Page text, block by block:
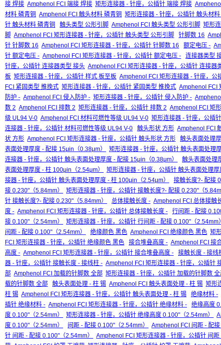
接 焊接 Amphenol FCI 端接 焊接 矩形连接器 - 针座，公插针 端接 焊接
材料 磷青铜 Amphenol FCI 触头材料 磷青铜 矩形连接器 - 针座，公插针 触头材
针 触头材料 磷青铜
触头类型 公形引脚 Amphenol FCI 触头类型 公形引脚 矩形
脚 Amphenol FCI 矩形连接器 - 针座，公插针 触头类型 公形引脚 针脚数 16
针 针脚数 16 Amphenol FCI 矩形连接器 - 针座，公插针 针脚数 16 额定电压 -
针 额定电压 - Amphenol FCI 矩形连接器 - 针座，公插针 额定电压 -
连接器类型
针座，公插针 连接器类型 接头 Amphenol FCI 矩形连接器 - 针座，公插针 连接器
板 矩形连接器 - 针座，公插针 样式 板至板 Amphenol FCI 矩形连接器 - 针座，公
FCI 紧固类型 推挽式 矩形连接器 - 针座，公插针 紧固类型 推挽式 Amphenol FCI
防护 - Amphenol FCI 侵入防护 - 矩形连接器 - 针座，公插针 侵入防护 -
数 2 Amphenol FCI 排数 2 矩形连接器 - 针座，公插针 排数 2 Amphenol FCI 矩
级 UL94 V-0 Amphenol FCI 材料可燃性等级 UL94 V-0 矩形连接器 - 针座，公插
连接器 - 针座，公插针 材料可燃性等级 UL94 V-0
触头形状 方形 Amphenol FCI
状 方形 Amphenol FCI 矩形连接器 - 针座，公插针 触头形状 方形
触头表面处理
表面处理厚度 - 配接 15μin（0.38μm）
矩形连接器 - 针座，公插针 触头表面处理
连接器 - 针座，公插针 触头表面处理厚度 - 配接 15μin（0.38μm）
触头表面处理
表面处理厚度 - 柱 100μin（2.54μm）
矩形连接器 - 针座，公插针 触头表面处理
接器 - 针座，公插针 触头表面处理厚度 - 柱 100μin（2.54μm）
接触长度?- 配接
接 0.230"（5.84mm）
矩形连接器 - 针座，公插针 接触长度?- 配接 0.230"（
针 接触长度?- 配接 0.230"（5.84mm）
总体接触长度 - Amphenol FCI 总体接触
度 - Amphenol FCI 矩形连接器 - 针座，公插针 总体接触长度 -
行间距 - 配接
接 0.100"（2.54mm）
矩形连接器 - 针座，公插针 行间距 - 配接 0.100"（2.54mm
间距 - 配接 0.100"（2.54mm）
绝缘颜色 黑色 Amphenol FCI 绝缘颜色 黑色 矩
FCI 矩形连接器 - 针座，公插针 绝缘颜色 黑色
接合堆叠高度 - Amphenol FCI 接
高度 - Amphenol FCI 矩形连接器 - 针座，公插针 接合堆叠高度 -
接触长度 - 接线
器 - 针座，公插针 接触长度 - 接线柱 - Amphenol FCI 矩形连接器 - 针座，公插针
部 Amphenol FCI 加载的针脚数 全部 矩形连接器 - 针座，公插针 加载的针脚数
载的针脚数 全部
触头表面处理 - 柱 锡 Amphenol FCI 触头表面处理 - 柱 锡 矩形
柱 锡 Amphenol FCI 矩形连接器 - 针座，公插针 触头表面处理 - 柱 锡
绝缘材料 -
插针 绝缘材料 - Amphenol FCI 矩形连接器 - 针座，公插针 绝缘材料 -
绝缘高度
度 0.100"（2.54mm）
矩形连接器 - 针座，公插针 绝缘高度 0.100"（2.54mm）
度 0.100"（2.54mm）
间距 - 配接 0.100"（2.54mm）
Amphenol FCI 间距 - 配
针 间距 - 配接 0.100"（2.54mm）
Amphenol FCI 矩形连接器 - 针座，公插针 间